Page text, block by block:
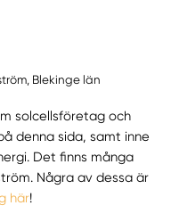
Blekinge län
solcellsföretag och
denna sida, samt inne
Det finns många
Några av dessa är
här!